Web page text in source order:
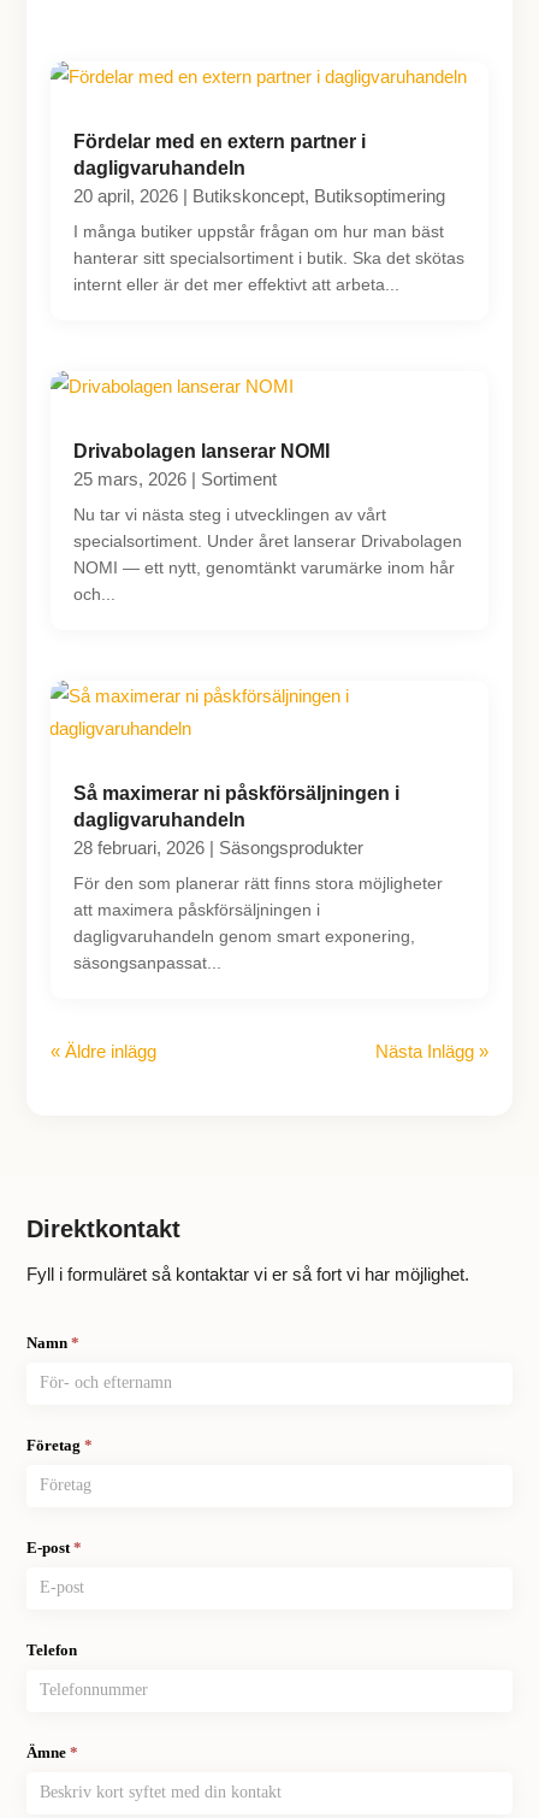
Fördelar med en extern partner i
dagligvaruhandeln
20 april, 2026 | Butikskoncept, Butiksoptimering
I många butiker uppstår frågan om hur man bäst
hanterar sitt specialsortiment i butik. Ska det skötas
internt eller är det mer effektivt att arbeta...
Drivabolagen lanserar NOMI
25 mars, 2026 | Sortiment
Nu tar vi nästa steg i utvecklingen av vårt
specialsortiment. Under året lanserar Drivabolagen
NOMI — ett nytt, genomtänkt varumärke inom hår
och...
Så maximerar ni påskförsäljningen i
dagligvaruhandeln
28 februari, 2026 | Säsongsprodukter
För den som planerar rätt finns stora möjligheter
att maximera påskförsäljningen i
dagligvaruhandeln genom smart exponering,
säsongsanpassat...
« Äldre inlägg Nästa Inlägg »
Direktkontakt
Fyll i formuläret så kontaktar vi er så fort vi har möjlighet.
Kontakt
Namn*
Företag*
E-post*
Telefon
Ämne*